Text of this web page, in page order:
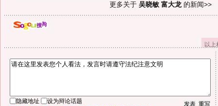
更多关于 吴晓敏 富大龙 的新闻>>
以
隐藏地址
设为辩论话题